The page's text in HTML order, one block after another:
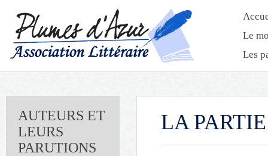
Le
Les
AUTEURS ET
LEURS
PARUTIONS
LA